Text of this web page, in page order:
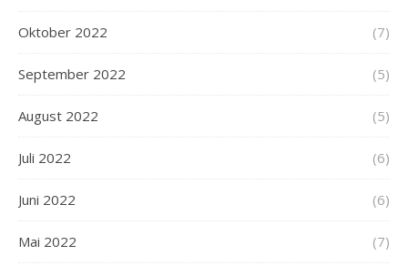
Oktober 2022 (7)
September 2022 (5)
August 2022 (5)
Juli 2022 (6)
Juni 2022 (6)
Mai 2022 (7)